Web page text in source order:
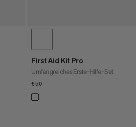
First Aid Kit Pro
Umfangreiches Erste-Hilfe-Set
€50